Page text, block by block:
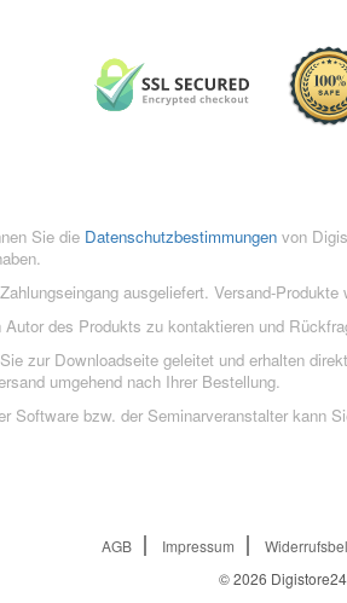
Sie die Datenschutzbestimmungen von
ausgeliefert. Versand-
des Produkts zu kontaktieren und
zur Downloadseite geleitet und erhalten
umgehend nach Ihrer Bestellung.
Software bzw. der Seminarveranstalter kann
AGB Impressum
© 2026